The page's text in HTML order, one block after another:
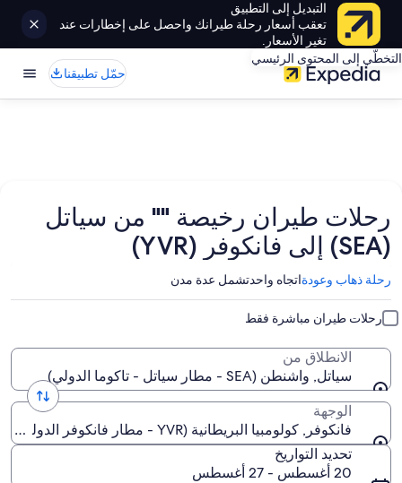
التبديل إلى التطبيق
تعقب أسعار رحلة طيرانك واحصل على إخطارات عند
تغير الأسعار.
التخطّي إلى المحتوى الرئيسي
حمّل تطبيقنا
رحلات طيران رخيصة "" من سياتل
(SEA) إلى فانكوفر (YVR)
رحلة ذهاب وعودةاتجاه واحدتشمل عدة مدن
رحلات طيران مباشرة فقط
الانطلاق من
سياتل, واشنطن (SEA - مطار سياتل - تاكوما الدولي)
الوجهة
فانكوفر, كولومبيا البريطانية (YVR - مطار فانكوفر الدولي)
تحديد التواريخ
20 أغسطس - 27 أغسطس